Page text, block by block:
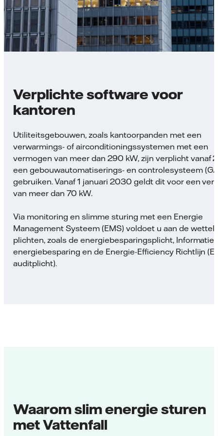
Verplichte software voor
kantoren
Utiliteitsgebouwen, zoals kantoorpanden met een
verwarmings- of airconditioningssystemen met een
vermogen van meer dan 290 kW, zijn verplicht vanaf
een gebouwautomatiserings- en controlesysteem
gebruiken. Vanaf 1 januari 2030 geldt dit voor een
van meer dan 70 kW.
Via monitoring en slimme sturing met een Energie
Management Systeem (EMS) voldoet u aan de
plichten, zoals de energiebesparingsplicht,
energiebesparing en de Energie-Efficiency Richtlijn
auditplicht).
Waarom slim energie sturen
met Vattenfall